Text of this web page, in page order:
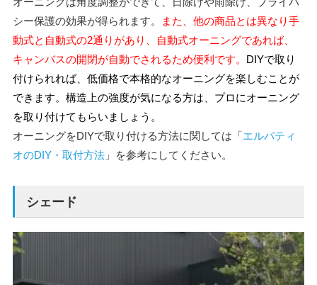
シー保護の効果が得られます。
また、他の商品とは異なり手
動式と自動式の2通りがあり、自動式オーニングであれば、
キャンバスの開閉が自動でされるため便利です。 DIYで取り
付けられれば、低価格で本格的なオーニングを楽しむことが
できます。構造上の強度が気になる方は、プロにオーニング
を取り付けてもらいましょう。
オーニングをDIYで取り付ける方法に関しては「エルパティ
オのDIY・取付方法」を参考にしてください。
シェード